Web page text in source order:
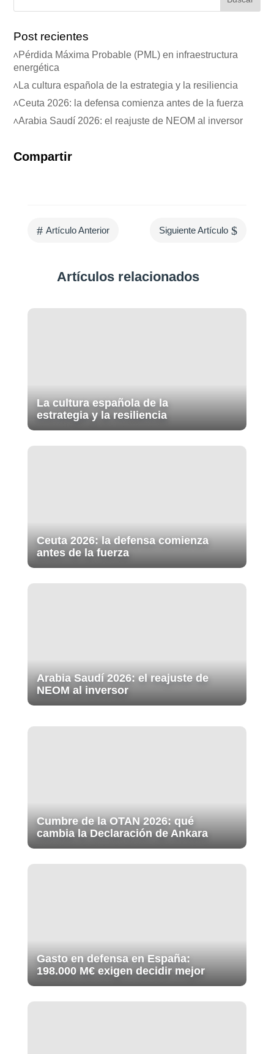
Post recientes
Pérdida Máxima Probable (PML) en infraestructura
energética
La cultura española de la estrategia y la resiliencia
Ceuta 2026: la defensa comienza antes de la fuerza
Arabia Saudí 2026: el reajuste de NEOM al inversor
Compartir
# Artículo Anterior Siguiente Artículo $
Artículos relacionados
La cultura española de la
estrategia y la resiliencia
Ceuta 2026: la defensa comienza
antes de la fuerza
Arabia Saudí 2026: el reajuste de
NEOM al inversor
Cumbre de la OTAN 2026: qué
cambia la Declaración de Ankara
Gasto en defensa en España:
198.000 M€ exigen decidir mejor